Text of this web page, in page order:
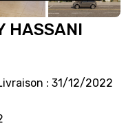
HASSANI
: 31/12/2022